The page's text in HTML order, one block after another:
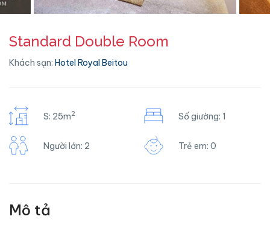
Standard Double Room
Khách sạn: Hotel Royal Beitou
S: 25m2 Số giường: 1
Người lớn: 2 Trẻ em: 0
Mô tả